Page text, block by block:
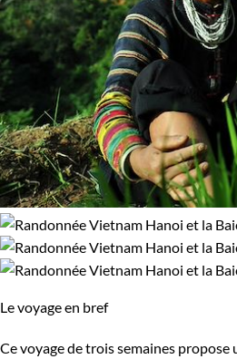
Le voyage en bref
Ce voyage de trois semaines